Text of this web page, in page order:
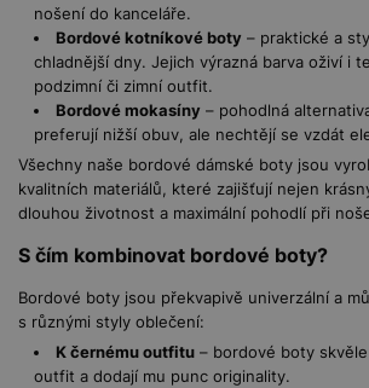
nošení do kanceláře.
Bordové kotníkové boty – praktické a
chladnější dny. Jejich výrazná barva oživí i
podzimní či zimní outfit.
Bordové mokasíny – pohodlná
preferují nižší obuv, ale nechtějí se vzdát
Všechny naše bordové dámské boty jsou
kvalitních materiálů, které zajišťují nejen
dlouhou životnost a maximální pohodlí při
S čím kombinovat bordové boty?
Bordové boty jsou překvapivě univerzální a
s různými styly oblečení:
K černému outfitu– bordové boty
outfit a dodají mu punc originality.